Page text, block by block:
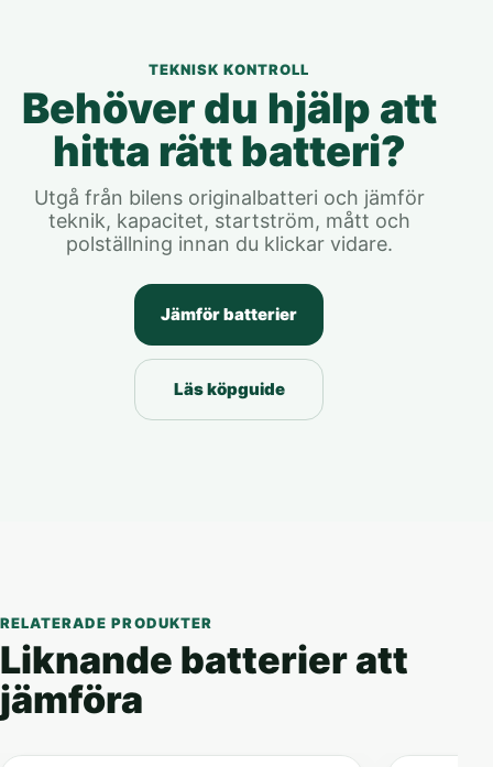
TEKNISK KONTROLL
Behöver du hjälp att
hitta rätt batteri?
Utgå från bilens originalbatteri och jämför
teknik, kapacitet, startström, mått och
polställning innan du klickar vidare.
Jämför batterier
Läs köpguide
RELATERADE PRODUKTER
Liknande batterier att
jämföra